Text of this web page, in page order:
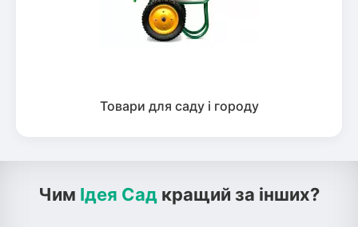
Товари для саду і городу
Чим Ідея Сад кращий за інших?